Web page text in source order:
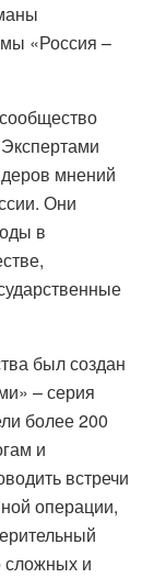
«Россия –
мнений
Они
в
был создан
– серия
более 200
и
встречи
операции,
сложных и